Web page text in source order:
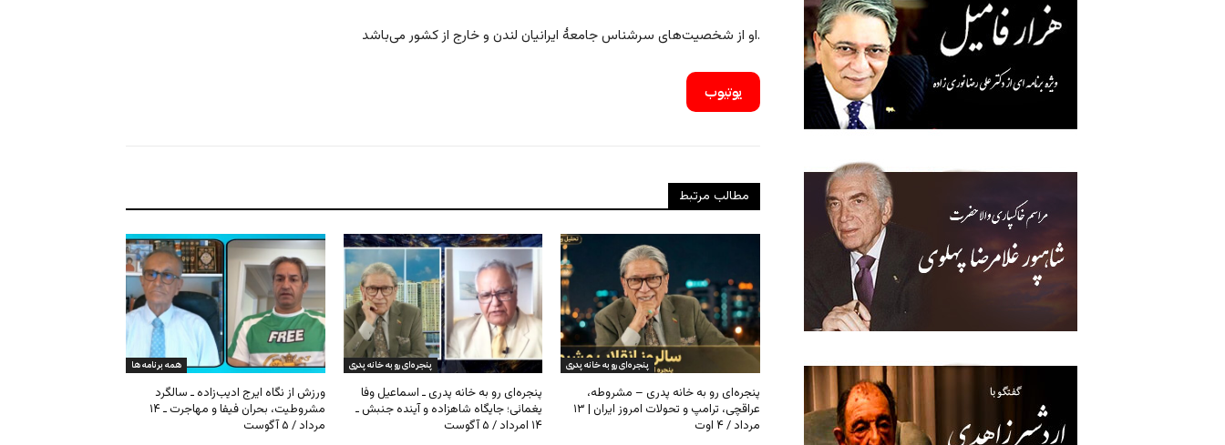
او از شخصیت‌های سرشناس جامعۀ ایرانیان لندن و خارج از کشور می‌باشد.
یوتیوب
مطالب مرتبط
همه برنامه ها
ورزش از نگاه ایرج ادیب‌زاده ـ سالگرد
مشروطیت، بحران فیفا و مهاجرت ـ ۱۴
مرداد / ۵ آگوست
پنجره‌ای رو به خانه پدری
پنجره‌ای رو به خانه پدری ـ اسماعیل وفا
یغمائی؛ جایگاه شاهزاده و آینده جنبش ـ
۱۴ امرداد / ۵ آگوست
پنجره‌ای رو به خانه پدری
پنجره‌ای رو به خانه پدری – مشروطه،
عراقچی، ترامپ و تحولات امروز ایران | ۱۳
مرداد / ۴ اوت